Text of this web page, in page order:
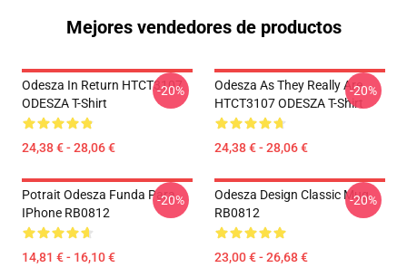
Mejores vendedores de productos
Odesza In Return HTCT3107
ODESZA T-Shirt
24,38 € - 28,06 €
-20%
Odesza As They Really Are
HTCT3107 ODESZA T-Shirt
24,38 € - 28,06 €
-20%
Potrait Odesza Funda Para
IPhone RB0812
14,81 € - 16,10 €
-20%
Odesza Design Classic Mug
RB0812
23,00 € - 26,68 €
-20%